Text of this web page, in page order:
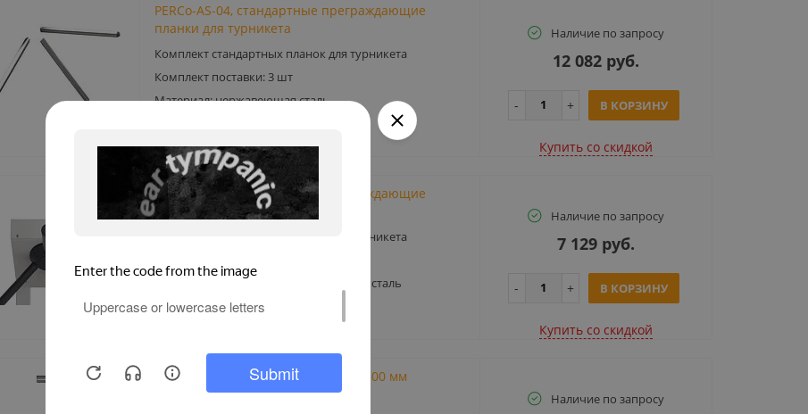
PERCo-AS-04, стандартные преграждающие
планки для турникета
Комплект стандартных планок для турникета
Комплект поставки: 3 шт
Материал: нержавеющая сталь
Наличие по запросу
12 082 руб.
В КОРЗИНУ
Купить cо скидкой
PERCo-AS-05, стандартные преграждающие
планки для турникета
Комплект стандартных планок для турникета
Материал: окрашенная в черный цвет сталь
Наличие по запросу
7 129 руб.
В КОРЗИНУ
Купить cо скидкой
Ростов-Дон штанга "Антипаника" 600 мм
Наличие по запросу